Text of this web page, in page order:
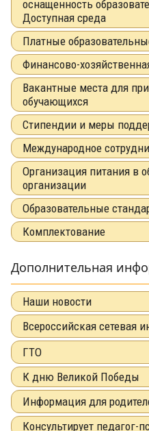
оснащенность
Доступная среда
Платные
Финансово-
Вакантные места для
обучающихся
Стипендии и меры
Международное
Организация питания в
организации
Образовательные
Комплектование
Дополнительная
Наши новости
Всероссийская сетевая
ГТО
К дню Великой Победы
Информация для
Консультирует педагог-